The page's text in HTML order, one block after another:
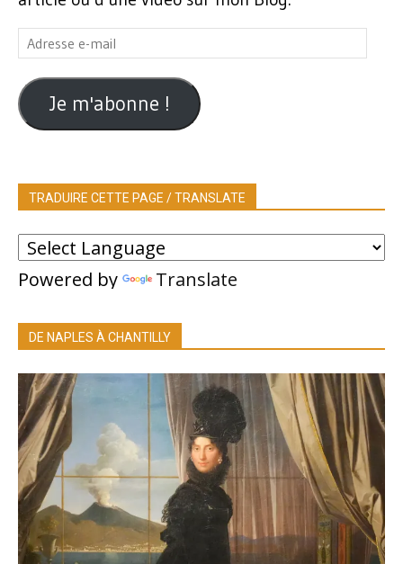
Adresse
e-
mail
Je m'abonne !
TRADUIRE CETTE PAGE / TRANSLATE
Powered by Translate
DE NAPLES À CHANTILLY